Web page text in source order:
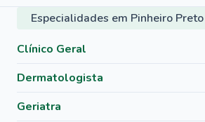
Especialidades em Pinheiro
Clínico Geral
Dermatologista
Geriatra